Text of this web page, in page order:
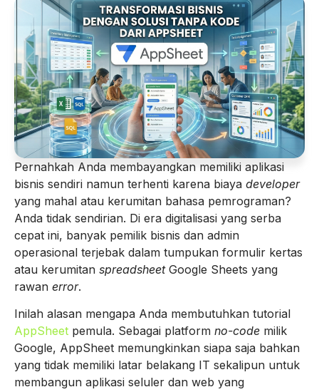
Pernahkah Anda membayangkan memiliki aplikasi
bisnis sendiri namun terhenti karena biaya developer
yang mahal atau kerumitan bahasa pemrograman?
Anda tidak sendirian. Di era digitalisasi yang serba
cepat ini, banyak pemilik bisnis dan admin
operasional terjebak dalam tumpukan formulir kertas
atau kerumitan spreadsheetGoogle Sheets yang
rawan error.
Inilah alasan mengapa Anda membutuhkan tutorial
AppSheet pemula. Sebagai platform no-code milik
Google, AppSheet memungkinkan siapa saja bahkan
yang tidak memiliki latar belakang IT sekalipun untuk
membangun aplikasi seluler dan web yang